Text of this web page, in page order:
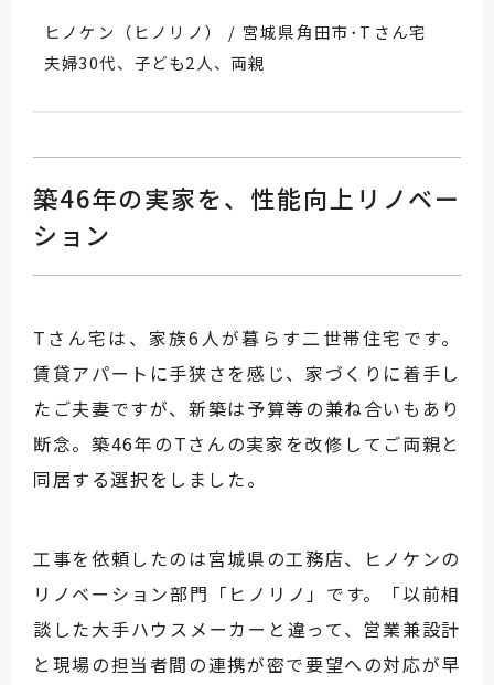
ヒノケン（ヒノリノ） / 宮城県角田市･Tさん宅
夫婦30代、子ども2人、両親
築46年の実家を、性能向上リノベー
ション
Tさん宅は、家族6人が暮らす二世帯住宅です。
賃貸アパートに手狭さを感じ、家づくりに着手し
たご夫妻ですが、新築は予算等の兼ね合いもあり
断念。築46年のTさんの実家を改修してご両親と
同居する選択をしました。
工事を依頼したのは宮城県の工務店、ヒノケンの
リノベーション部門「ヒノリノ」です。「以前相
談した大手ハウスメーカーと違って、営業兼設計
と現場の担当者間の連携が密で要望への対応が早